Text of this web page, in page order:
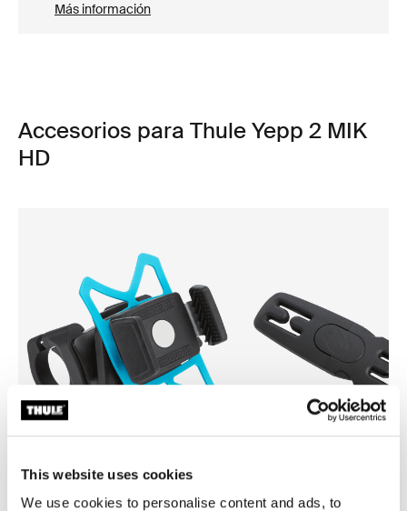
This website uses cookies
We use cookies to personalise content and ads, to
Más información
Accesorios para Thule Yepp 2 MIK
HD
Thule smartphone bike mount Thule Yepp harness clip